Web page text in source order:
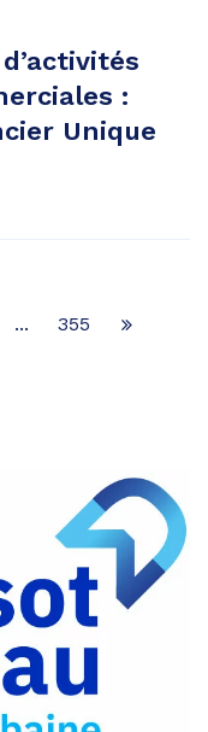
:
Unique
... 355
Page